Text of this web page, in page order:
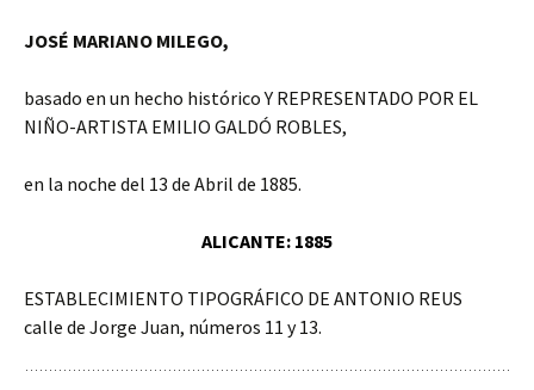
JOSÉ MARIANO MILEGO,
basado en un hecho histórico Y REPRESENTADO POR EL
NIÑO-ARTISTA EMILIO GALDÓ ROBLES,
en la noche del 13 de Abril de 1885.
ALICANTE: 1885
ESTABLECIMIENTO TIPOGRÁFICO DE ANTONIO REUS
calle de Jorge Juan, números 11 y 13.